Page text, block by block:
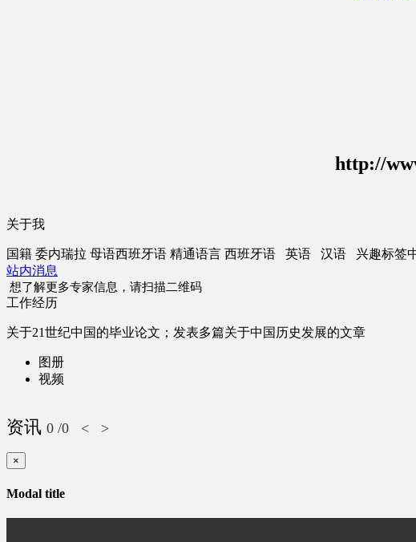
http://
关于我
国籍 委内瑞拉 母语西班牙语 精通语言 西班牙语 英语 汉语 兴趣标签
站内消息
想了解更多专家信息，请扫描二维码
工作经历
关于21世纪中国的毕业论文；发表多篇关于中国历史发展的文章
图册
视频
资讯 0 /0 < >
×
Modal title